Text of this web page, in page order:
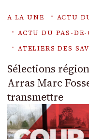
A LA UNE
ACTU
ACTU DU PAS-DE-
ATELIERS DES
Sélections
Arras Marc
transmettre